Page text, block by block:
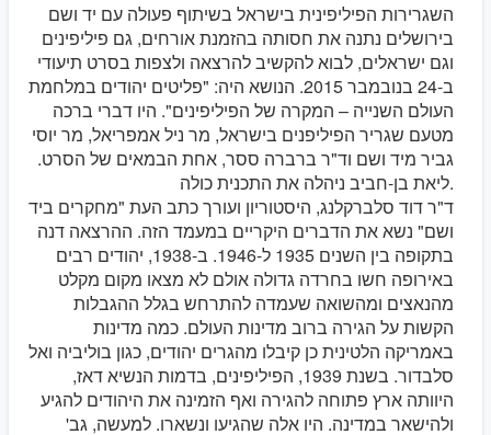
השגרירות הפיליפינית בישראל בשיתוף פעולה עם יד ושם
בירושלים נתנה את חסותה בהזמנת אורחים, גם פיליפינים
וגם ישראלים, לבוא להקשיב להרצאה ולצפות בסרט תיעודי
ב-24 בנובמבר 2015. הנושא היה: "פליטים יהודים במלחמת
העולם השנייה – המקרה של הפיליפינים". היו דברי ברכה
מטעם שגריר הפיליפנים בישראל, מר ניל אמפריאל, מר יוסי
גביר מיד ושם וד"ר ברברה ססר, אחת הבמאים של הסרט.
ליאת בן-חביב ניהלה את התכנית כולה.
ד"ר דוד סלברקלנג, היסטוריון ועורך כתב העת "מחקרים ביד
ושם" נשא את הדברים היקריים במעמד הזה. ההרצאה דנה
בתקופה בין השנים 1935 ל-1946. ב-1938, יהודים רבים
באירופה חשו בחרדה גדולה אולם לא מצאו מקום מקלט
מהנאצים ומהשואה שעמדה להתרחש בגלל ההגבלות
הקשות על הגירה ברוב מדינות העולם. כמה מדינות
באמריקה הלטינית כן קיבלו מהגרים יהודים, כגון בוליביה ואל
סלבדור. בשנת 1939, הפיליפינים, בדמות הנשיא דאז,
היוותה ארץ פתוחה להגירה ואף הזמינה את היהודים להגיע
ולהישאר במדינה. היו אלה שהגיעו ונשארו. למעשה, גב'